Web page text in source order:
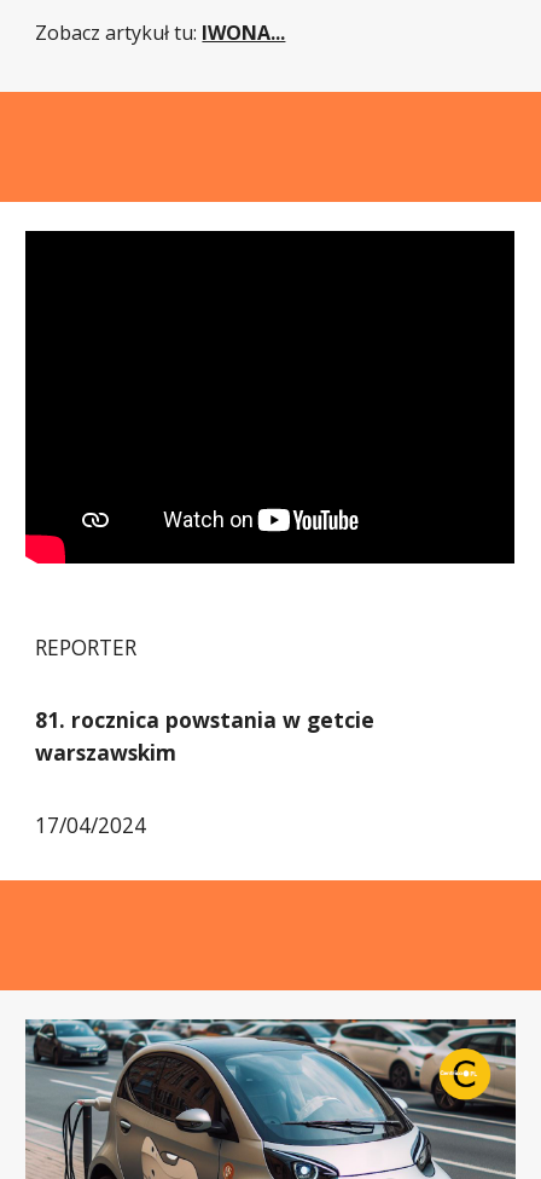
Zobacz artykuł tu: IWONA...
REPORTER
81. rocznica powstania w getcie
warszawskim
17/04/2024